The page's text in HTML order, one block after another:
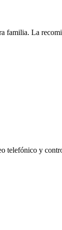
familia. La
telefónico y